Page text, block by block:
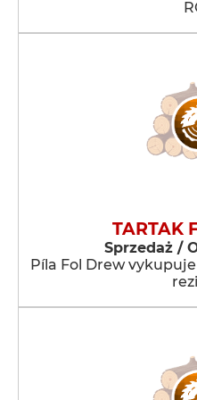
TARTAK
Sprzedaż /
Píla Fol Drew